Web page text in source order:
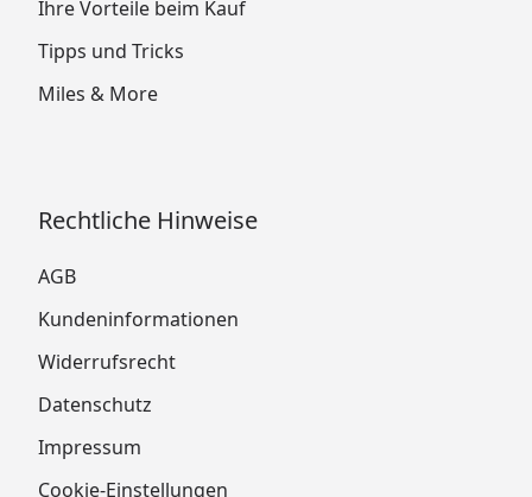
Ihre Vorteile beim Kauf
Tipps und Tricks
Miles & More
Rechtliche Hinweise
AGB
Kundeninformationen
Widerrufsrecht
Datenschutz
Impressum
Cookie-Einstellungen